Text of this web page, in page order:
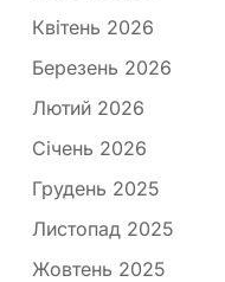
Квітень 2026
Березень 2026
Лютий 2026
Січень 2026
Грудень 2025
Листопад 2025
Жовтень 2025